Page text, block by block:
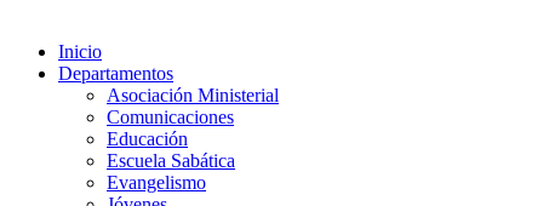
Inicio
Departamentos
Asociación Ministerial
Comunicaciones
Educación
Escuela Sabática
Evangelismo